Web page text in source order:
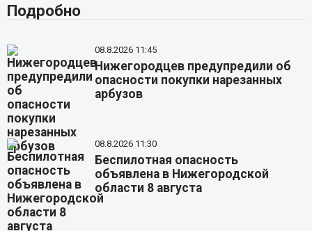
Подробно
08.8.2026 11:45
Нижегородцев предупредили об
опасности покупки нарезанных
арбузов
08.8.2026 11:30
Беспилотная опасность
объявлена в Нижегородской
области 8 августа